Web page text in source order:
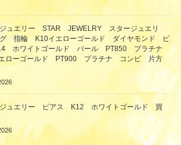
ュエリー STAR JEWELRY スタージュエリ
指輪 K10イエローゴールド ダイヤモンド ピ
ホワイトゴールド パール PT850 プラチナ
ローゴールド PT900 プラチナ コンビ 片方
ュエリー ピアス K12 ホワイトゴールド 買